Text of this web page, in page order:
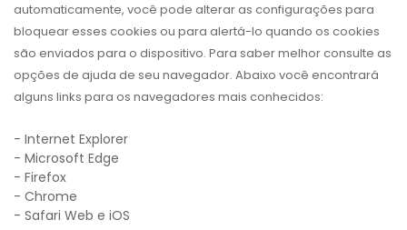
automaticamente, você pode alterar as configurações para
bloquear esses cookies ou para alertá-lo quando os cookies
são enviados para o dispositivo. Para saber melhor consulte as
opções de ajuda de seu navegador. Abaixo você encontrará
alguns links para os navegadores mais conhecidos:
- Internet Explorer
- Microsoft Edge
- Firefox
- Chrome
- Safari Web e iOS